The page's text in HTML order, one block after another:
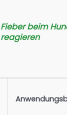
Fieber beim